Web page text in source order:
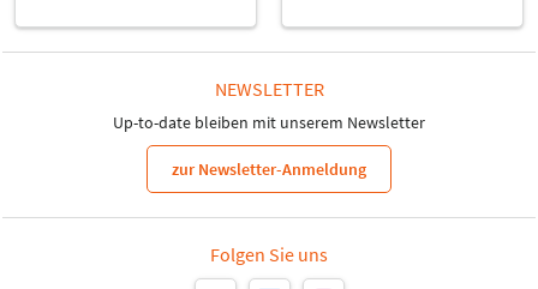
NEWSLETTER
Up-to-date bleiben mit unserem Newsletter
zur Newsletter-Anmeldung
Folgen Sie uns